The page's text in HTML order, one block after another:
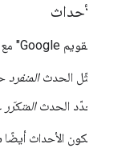
أنواع الأحداث
يتوافق "تقويم Google" مع الأحداث
يمثّل الحدثالمنفرد
يحدّد الحدثالمتكرّر
يمكن أن تكون الأحداث أيضًا